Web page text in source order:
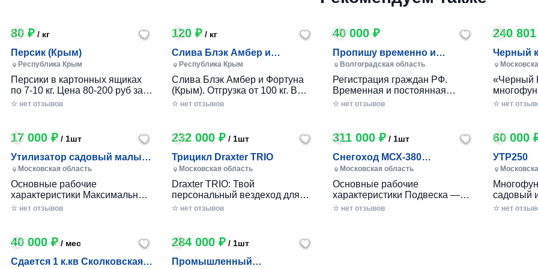
80 ₽ / кг
Персик (Крым)
Республика Крым
Персики в картонных ящиках
по 7-10 кг. Цена 80-200 руб за 1
кг в зависимости от размера и
☆ нет отзывов
120 ₽/ кг
Слива Блэк Амбер и
Фортуна (Крым)
Республика Крым
Слива Блэк Амбер и Фортуна
(Крым). Отгрузка от 100 кг. В
картонном ящике по 7-10 кг.
☆ нет отзывов
40 000 ₽
Пропишу временно и
постоянно в Волжском
Волгоградская область
Регистрация граждан РФ.
Временная и постоянная
официально через мфц.
☆ нет отзывов
240
Черный
«Черный
колесный
садами и
стильный
☆ нет
17 000 ₽ / 1шт
Утилизатор садовый малый
(УСМ)
Московская область
Основные рабочие
характеристики Максимальный
размер переработки
ножей — Сталь 65Г Габариты
Вес станка, кг — до 25 Длина
ножа, мм — 80 Размеры (дл х
☆ нет отзывов
232 000 ₽/ 1шт
Трицикл Draxter TRIO
Московская область
Draxter TRIO: Твой
персональный вездеход для
приключений и развлечений!
развлечений? • Вездеходные
возможности: Проходимость, о
которой ты мог только мечтать!
☆ нет отзывов
311 000 ₽/ 1шт
Снегоход МСХ-380
(20л.с.-11А-РС, Вариатор,
Long (П
Московская область
Основные рабочие
характеристики Подвеска —
Катковая Максимальная
☆ нет отзывов
60 000
УТР250
садовый
☆ нет
40 000 ₽ / мес
Сдается 1 к.кв Сколковская 1
284 000 ₽/ 1шт
Промышленный